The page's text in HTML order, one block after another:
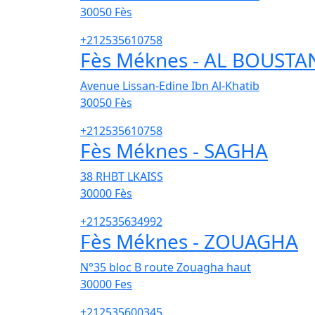
30050 Fès
+212535610758
Fès Méknes - AL
Avenue Lissan-Edine Ibn Al-Khatib
30050 Fès
+212535610758
Fès Méknes - SAGHA
38 RHBT LKAISS
30000 Fès
+212535634992
Fès Méknes - ZOUAGHA
N°35 bloc B route Zouagha haut
30000 Fes